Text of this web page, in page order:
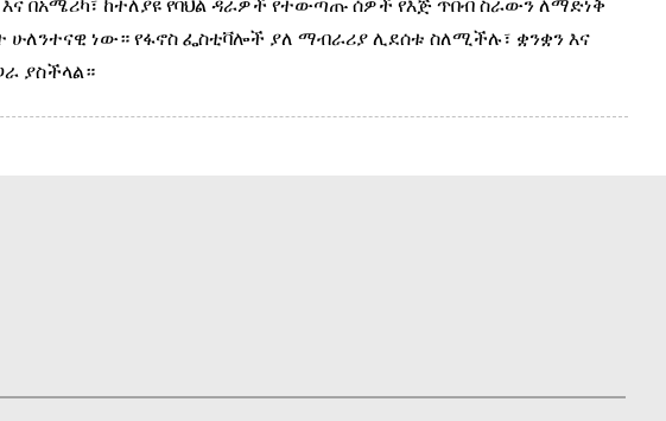
በአሜሪካ፣ ከተለያዩ የባህል ዳራዎች የተውጣጡ ሰዎች የእጅ ጥበብ ስራውን ለማድነቅ
ሁለንተናዊ ነው። የፋኖስ ፌስቲቫሎች ያለ ማብራሪያ ሊደሰቱ ስለሚችሉ፣ ቋንቋን እና
ያስችላል።